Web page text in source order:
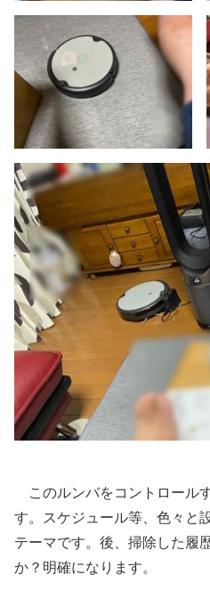
このルンバをコントロール
す。スケジュール等、色々と
テーマです。後、掃除した履
か？明確になります。